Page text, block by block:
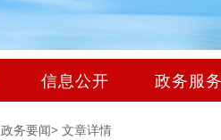
信息公开 政务服
政务要闻> 文章详情